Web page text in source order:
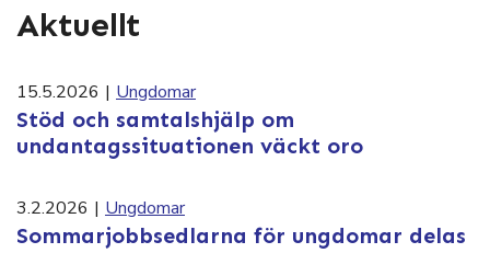
Aktuellt
15.5.2026 | Ungdomar
Stöd och samtalshjälp om
undantagssituationen väckt oro
3.2.2026 | Ungdomar
Sommarjobbsedlarna för ungdomar delas